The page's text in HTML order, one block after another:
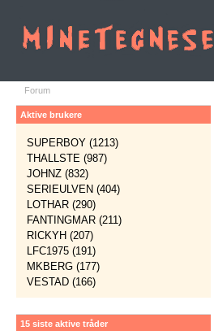
Forum
Aktive brukere
SUPERBOY (1213)
THALLSTE (987)
JOHNZ (832)
SERIEULVEN (404)
LOTHAR (290)
FANTINGMAR (211)
RICKYH (207)
LFC1975 (191)
MKBERG (177)
VESTAD (166)
15 siste aktive tråder